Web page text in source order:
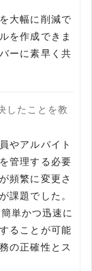
大幅に削減で
を作成できま
ーに素早く共
したことを教
やアルバイト
管理する必要
頻繁に変更さ
課題でした。
単かつ迅速に
ることが可能
の正確性とス